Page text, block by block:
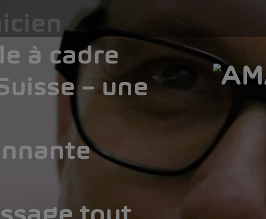
à cadre
– une